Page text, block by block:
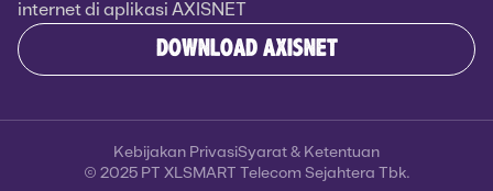
internet di aplikasi AXISNET
DOWNLOAD AXISNET
© 2025 PT XLSMART Telecom Sejahtera Tbk.
Kebijakan PrivasiSyarat & Ketentuan